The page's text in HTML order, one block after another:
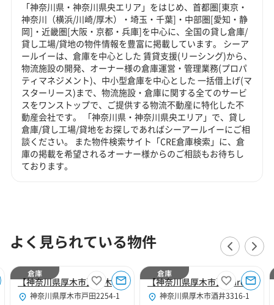
「神奈川県・神奈川県央エリア」をはじめ、首都圏[東京・
神奈川（横浜/川崎/厚木）・埼玉・千葉]・中部圏[愛知・静
岡]・近畿圏[大阪・京都・兵庫]を中心に、全国の貸し倉庫/
貸し工場/貸地の物件情報を豊富に掲載しています。 シーア
ールイーは、倉庫を中心とした 賃貸支援(リーシング)から、
物流施設の開発、オーナー様の倉庫運営・管理業務(プロパ
ティマネジメント)、中小型倉庫を中心とした 一括借上げ(マ
スターリース)まで、物流施設・倉庫に関する全てのサービ
スをワンストップで、ご提供する物流不動産に特化した不
動産会社です。 「神奈川県・神奈川県央エリア」で、貸し
倉庫/貸し工場/貸地をお探しであればシーアールイーにご相
談ください。 また物件検索サイト「CRE倉庫検索」に、倉
庫の掲載を希望されるオーナー様からのご相談もお待ちし
ております。
よく見られている物件
【神奈川県厚木市】厚木１０２
神奈川県厚木市戸田2254-1
倉庫
【神奈川県厚木市】Marq東名厚木
神奈川県厚木市酒井3316-1
倉庫